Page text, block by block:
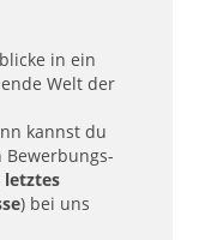
in ein
Welt der
kannst du
Bewerbungs­
letztes
) bei uns